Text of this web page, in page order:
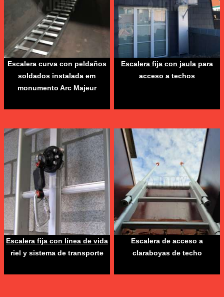
Escalera curva con peldaños
soldados instalada em
monumento Arc Majeur
Escalera fija con jaula para
acceso a techos
Escalera fija con línea de vida
riel y sistema de transporte
Escalera de acceso a
claraboyas de techo